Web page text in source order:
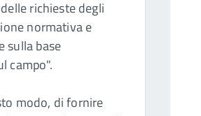
richieste degli
normativa e
sulla base
campo".
modo, di fornire